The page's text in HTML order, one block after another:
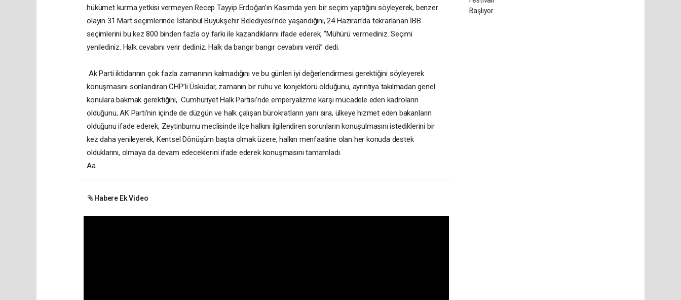
hükümet kurma yetkisi vermeyen Recep Tayyip Erdoğan’ın Kasımda yeni bir seçim yaptığını söyleyerek, benzer
olayın 31 Mart seçimlerinde İstanbul Büyükşehir Belediyesi’nde yaşandığını, 24 Haziran’da tekrarlanan İBB
seçimlerini bu kez 800 binden fazla oy farkı ile kazandıklarını ifade ederek, “Mühürü vermediniz. Seçimi
yenilediniz. Halk cevabını verir dediniz. Halk da bangır bangır cevabını verdi” dedi.
Ak Parti iktidarının çok fazla zamanının kalmadığını ve bu günleri iyi değerlendirmesi gerektiğini söyleyerek
konuşmasını sonlandıran CHP’li Üsküdar, zamanın bir ruhu ve konjektörü olduğunu, ayrıntıya takılmadan genel
konulara bakmak gerektiğini, Cumhuriyet Halk Partisi’nde emperyalizme karşı mücadele eden kadroların
olduğunu, AK Parti'nin içinde de düzgün ve halk çalışan bürokratların yanı sıra, ülkeye hizmet eden bakanların
olduğunu ifade ederek, Zeytinburnu meclisinde ilçe halkını ilgilendiren sorunların konuşulmasını istediklerini bir
kez daha yenileyerek, Kentsel Dönüşüm başta olmak üzere, halkın menfaatine olan her konuda destek
olduklarını, olmaya da devam edeceklerini ifade ederek konuşmasını tamamladı.
Aa
Habere Ek Video